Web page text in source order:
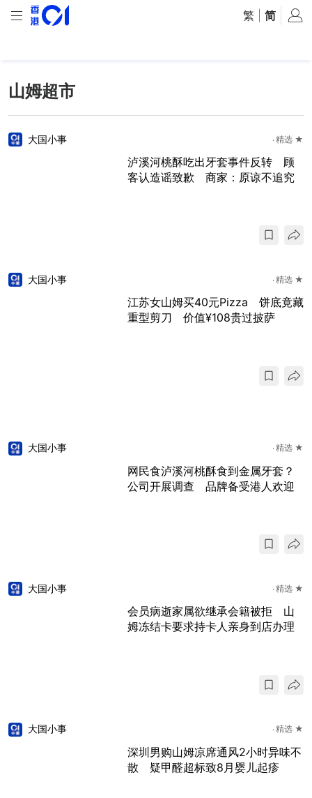
繁 简
山姆超市
大国小事 精选 ★
泸溪河桃酥吃出牙套事件反转 顾
客认造谣致歉 商家：原谅不追究
大国小事 精选 ★
江苏女山姆买40元Pizza 饼底竟藏
重型剪刀 价值¥108贵过披萨
大国小事 精选 ★
网民食泸溪河桃酥食到金属牙套？
公司开展调查 品牌备受港人欢迎
大国小事 精选 ★
会员病逝家属欲继承会籍被拒 山
姆冻结卡要求持卡人亲身到店办理
大国小事 精选 ★
深圳男购山姆凉席通风2小时异味不
散 疑甲醛超标致8月婴儿起疹